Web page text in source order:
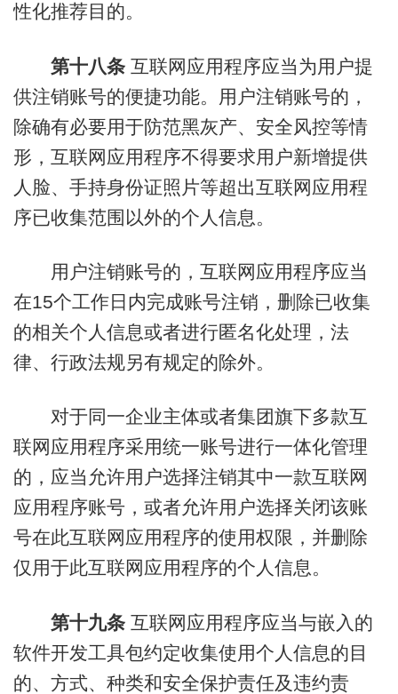
性化推荐目的。
第十八条互联网应用程序应当为用户提
供注销账号的便捷功能。用户注销账号的，
除确有必要用于防范黑灰产、安全风控等情
形，互联网应用程序不得要求用户新增提供
人脸、手持身份证照片等超出互联网应用程
序已收集范围以外的个人信息。
用户注销账号的，互联网应用程序应当
在15个工作日内完成账号注销，删除已收集
的相关个人信息或者进行匿名化处理，法
律、行政法规另有规定的除外。
对于同一企业主体或者集团旗下多款互
联网应用程序采用统一账号进行一体化管理
的，应当允许用户选择注销其中一款互联网
应用程序账号，或者允许用户选择关闭该账
号在此互联网应用程序的使用权限，并删除
仅用于此互联网应用程序的个人信息。
第十九条互联网应用程序应当与嵌入的
软件开发工具包约定收集使用个人信息的目
的、方式、种类和安全保护责任及违约责